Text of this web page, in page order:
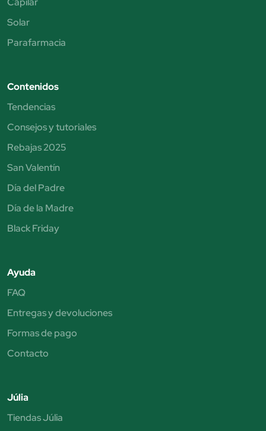
Solar
Parafarmacia
Contenidos
Tendencias
Consejos y tutoriales
Rebajas 2025
San Valentín
Día del Padre
Día de la Madre
Black Friday
Ayuda
FAQ
Entregas y devoluciones
Formas de pago
Contacto
Júlia
Tiendas Júlia